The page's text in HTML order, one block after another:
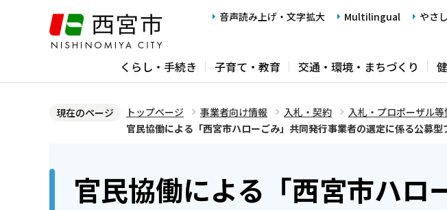
ジ
音声読み上げ・文字拡大 Multilingual やさ
くらし・手続き 子育て・教育 交通・環境・まちづくり
現在のページ トップページ 事業者向け情報 入札・契約 入札・プロポーザル等
官民協働による「西宮市ハローごみ」共同発行事業者の選定に係る公募
官民協働による「西宮市ハロ